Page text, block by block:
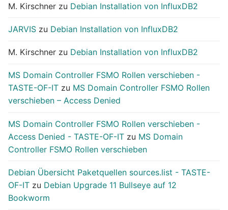
M. Kirschner zu Debian Installation von InfluxDB2
JARVIS zu Debian Installation von InfluxDB2
M. Kirschner zu Debian Installation von InfluxDB2
MS Domain Controller FSMO Rollen verschieben -
TASTE-OF-IT zu MS Domain Controller FSMO Rollen
verschieben – Access Denied
MS Domain Controller FSMO Rollen verschieben -
Access Denied - TASTE-OF-IT zu MS Domain
Controller FSMO Rollen verschieben
Debian Übersicht Paketquellen sources.list - TASTE-
OF-IT zu Debian Upgrade 11 Bullseye auf 12
Bookworm